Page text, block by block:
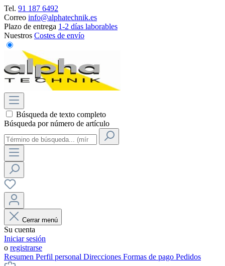
Tel. 91 187 6492
Correo info@alphatechnik.es
Plazo de entrega 1-2 días laborables
Nuestros Costes de envío
Búsqueda de texto completo
Búsqueda por número de artículo
Cerrar menú
Su cuenta
Iniciar sesión
o registrarse
Resumen Perfil personal Direcciones Formas de pago Pedidos